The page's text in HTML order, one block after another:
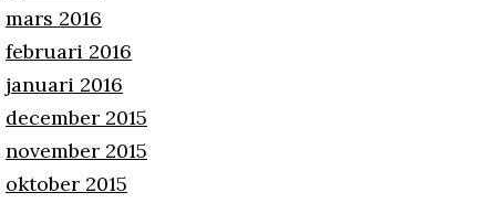
mars 2016
februari 2016
januari 2016
december 2015
november 2015
oktober 2015